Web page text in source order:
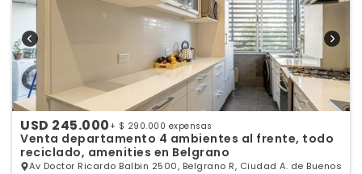
USD 245.000 + $ 290.000 expensas
Venta departamento 4 ambientes al frente, todo
reciclado, amenities en Belgrano
Av Doctor Ricardo Balbin 2500, Belgrano R, Ciudad A. de Buenos